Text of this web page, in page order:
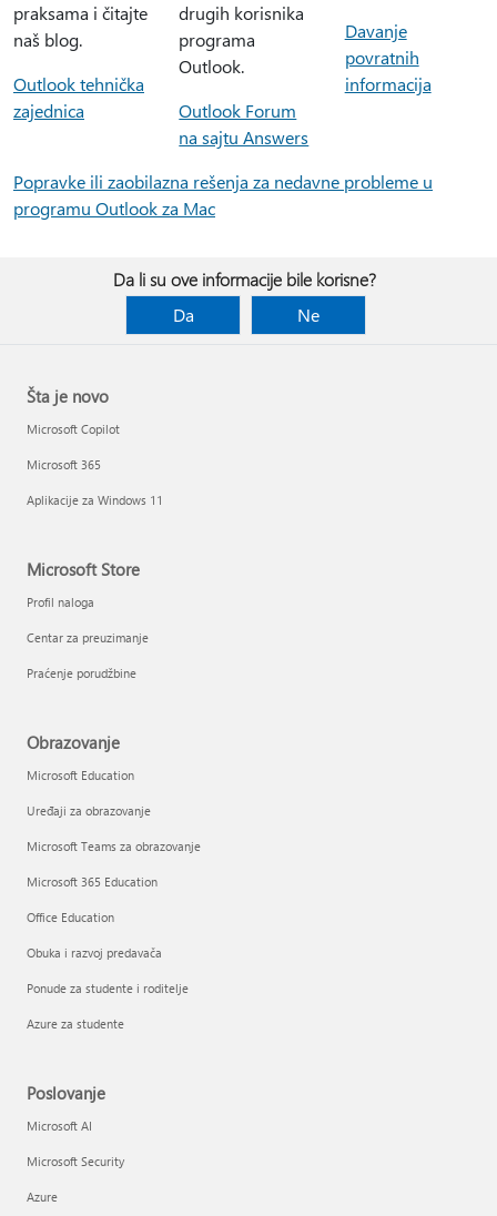
praksama i čitajte
naš blog.
Outlook tehnička
zajednica
drugih korisnika
programa
Outlook.
Outlook Forum
na sajtu Answers
Davanje
povratnih
informacija
Popravke ili zaobilazna rešenja za nedavne probleme u
programu Outlook za Mac
Da li su ove informacije bile korisne?
Da
Ne
Šta je novo
Microsoft Copilot
Microsoft 365
Aplikacije za Windows 11
Microsoft Store
Profil naloga
Centar za preuzimanje
Praćenje porudžbine
Obrazovanje
Microsoft Education
Uređaji za obrazovanje
Microsoft Teams za obrazovanje
Microsoft 365 Education
Office Education
Obuka i razvoj predavača
Ponude za studente i roditelje
Azure za studente
Poslovanje
Microsoft AI
Microsoft Security
Azure